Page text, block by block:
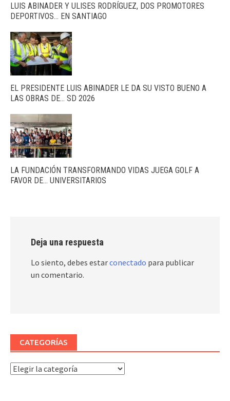
LUIS ABINADER Y ULISES RODRÍGUEZ, DOS PROMOTORES
DEPORTIVOS… EN SANTIAGO
EL PRESIDENTE LUIS ABINADER LE DA SU VISTO BUENO A
LAS OBRAS DE… SD 2026
LA FUNDACIÓN TRANSFORMANDO VIDAS JUEGA GOLF A
FAVOR DE… UNIVERSITARIOS
Deja una respuesta
Lo siento, debes estarconectado para publicar
un comentario.
CATEGORÍAS
Categorías